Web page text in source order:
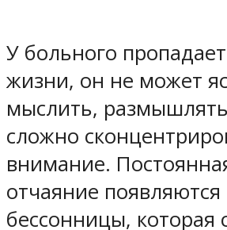
У больного
жизни, он не может
мыслить,
сложно
внимание.
отчаяние появляются
бессонницы, которая